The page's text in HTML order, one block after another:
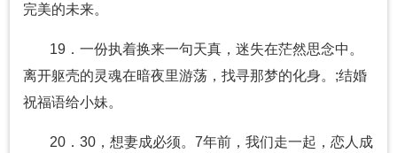
完美的未来。
19．一份执着换来一句天真，迷失在茫然思念中。
离开躯壳的灵魂在暗夜里游荡，找寻那梦的化身。;结婚
祝福语给小妹。
20．30，想妻成必须。7年前，我们走一起，恋人成